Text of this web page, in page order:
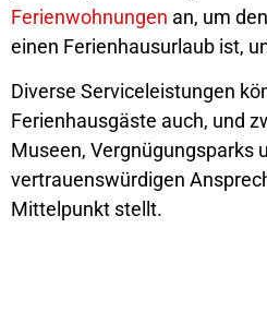
Ferienwohnungen an, um
einen Ferienhausurlaub ist,
Diverse Serviceleistungen
Ferienhausgäste auch, und
Museen, Vergnügungsparks
vertrauenswürdigen
Mittelpunkt stellt.